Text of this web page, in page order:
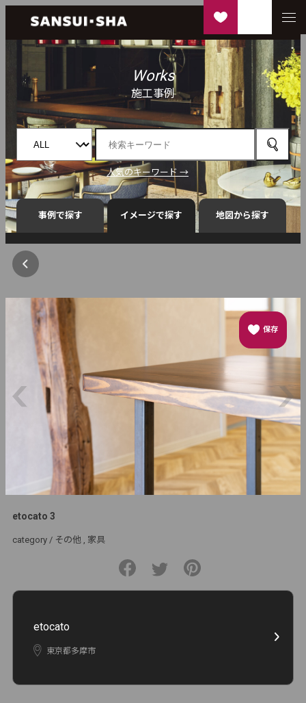
Works
施工事例
人気のキーワード →
事例で探す イメージで探す 地図から探す
保存
etocato 3
category / その他 家具
etocato
東京都多摩市